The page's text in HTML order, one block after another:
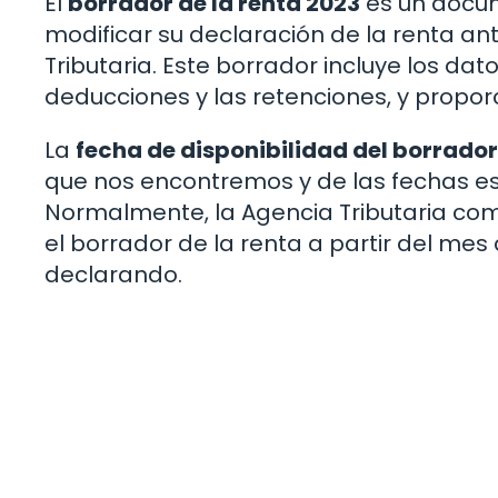
modificar su declaración de la renta
Tributaria. Este borrador incluye los
deducciones y las retenciones, y
La fecha de disponibilidad del
que nos encontremos y de las fechas
Normalmente, la Agencia Tributaria
el borrador de la renta a partir del
declarando.